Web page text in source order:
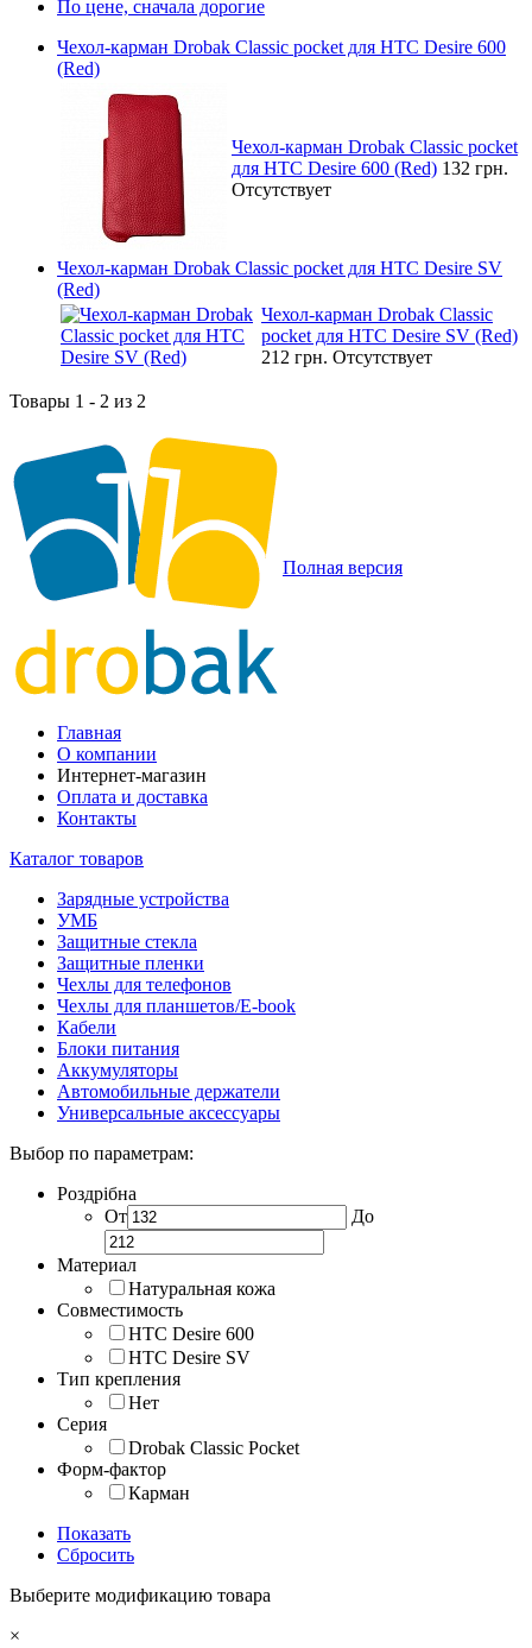
По цене, сначала дорогие
Чехол-карман Drobak Classic pocket для HTC Desire 600
(Red)
Чехол-карман Drobak Classic pocket
для HTC Desire 600 (Red) 132 грн.
Отсутствует
Чехол-карман Drobak Classic pocket для HTC Desire SV
(Red)
Чехол-карман Drobak Classic
pocket для HTC Desire SV (Red)
212 грн. Отсутствует
Товары 1 - 2 из 2
Полная версия
Главная
О компании
Интернет-магазин
Оплата и доставка
Контакты
Каталог товаров
Зарядные устройства
УМБ
Защитные стекла
Защитные пленки
Чехлы для телефонов
Чехлы для планшетов/E-book
Кабели
Блоки питания
Аккумуляторы
Автомобильные держатели
Универсальные аксессуары
Выбор по параметрам:
Роздрібна
От
До
Материал
Натуральная кожа
Совместимость
HTC Desire 600
HTC Desire SV
Тип крепления
Нет
Серия
Drobak Classic Pocket
Форм-фактор
Карман
Показать
Сбросить
Выберите модификацию товара
×